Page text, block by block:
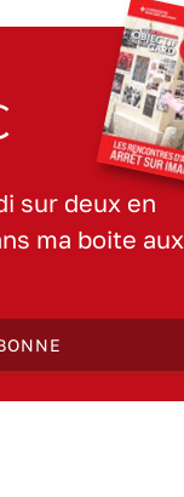
sur deux en
ma boite aux